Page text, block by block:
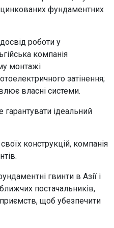
фундаментних
роботи у
компанія
монтажі
затінення;
власні системи.
ідеальний
конструкцій, компанія
гвинти в Азії і
постачальників,
щоб убезпечити